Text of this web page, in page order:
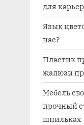
для
Язык
нас?
Пластик
жалюзи
Мебель
прочный
шпильках